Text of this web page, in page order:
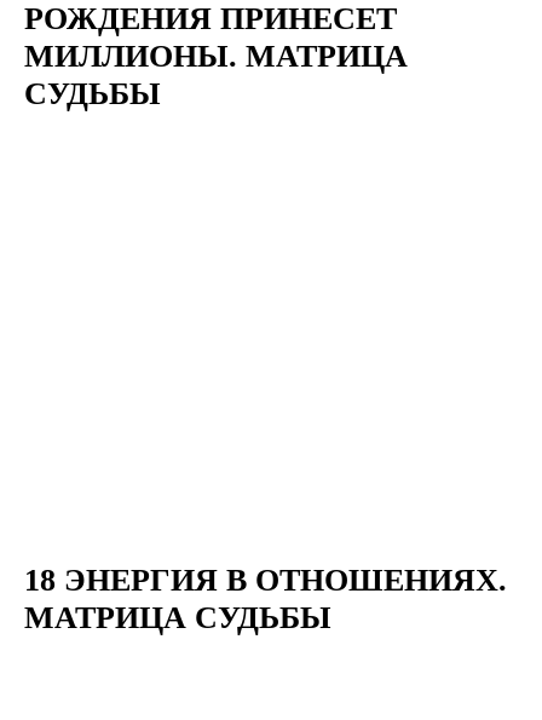
РОЖДЕНИЯ ПРИНЕСЕТ
МИЛЛИОНЫ. МАТРИЦА
СУДЬБЫ
18 ЭНЕРГИЯ В ОТНОШЕНИЯХ.
МАТРИЦА СУДЬБЫ